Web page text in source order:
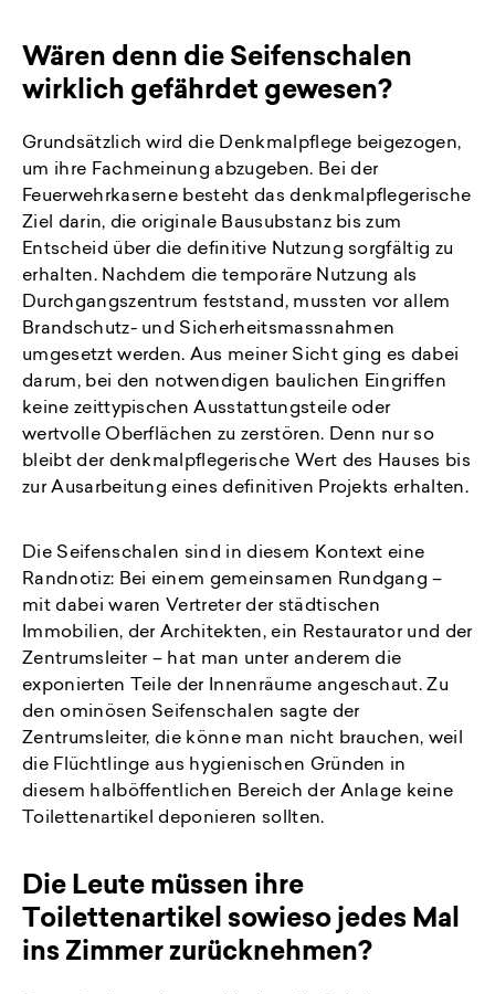
Wären denn die Seifenschalen
wirklich gefährdet gewesen?
Grundsätzlich wird die Denkmalpflege beigezogen,
um ihre Fachmeinung abzugeben. Bei der
Feuerwehrkaserne besteht das denkmalpflegerische
Ziel darin, die originale Bausubstanz bis zum
Entscheid über die definitive Nutzung sorgfältig zu
erhalten. Nachdem die temporäre Nutzung als
Durchgangszentrum feststand, mussten vor allem
Brandschutz- und Sicherheitsmassnahmen
umgesetzt werden. Aus meiner Sicht ging es dabei
darum, bei den notwendigen baulichen Eingriffen
keine zeittypischen Ausstattungsteile oder
wertvolle Oberflächen zu zerstören. Denn nur so
bleibt der denkmalpflegerische Wert des Hauses bis
zur Ausarbeitung eines definitiven Projekts erhalten.
Die Seifenschalen sind in diesem Kontext eine
Randnotiz: Bei einem gemeinsamen Rundgang –
mit dabei waren Vertreter der städtischen
Immobilien, der Architekten, ein Restaurator und der
Zentrumsleiter – hat man unter anderem die
exponierten Teile der Innenräume angeschaut. Zu
den ominösen Seifenschalen sagte der
Zentrumsleiter, die könne man nicht brauchen, weil
die Flüchtlinge aus hygienischen Gründen in
diesem halböffentlichen Bereich der Anlage keine
Toilettenartikel deponieren sollten.
Die Leute müssen ihre
Toilettenartikel sowieso jedes Mal
ins Zimmer zurücknehmen?